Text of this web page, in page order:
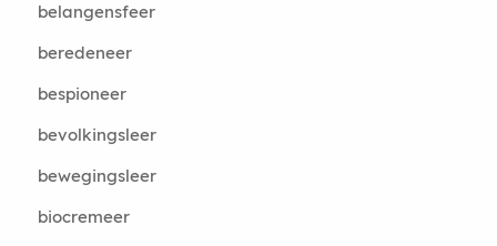
belangensfeer
beredeneer
bespioneer
bevolkingsleer
bewegingsleer
biocremeer